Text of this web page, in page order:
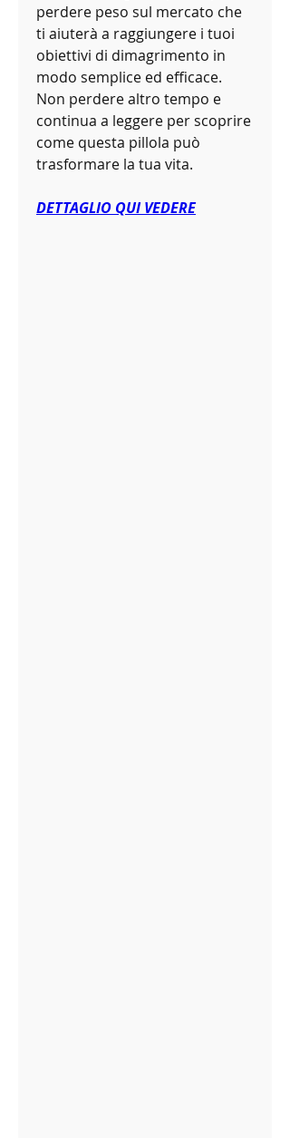
perdere peso sul mercato che
ti aiuterà a raggiungere i tuoi
obiettivi di dimagrimento in
modo semplice ed efficace.
Non perdere altro tempo e
continua a leggere per scoprire
come questa pillola può
trasformare la tua vita.
DETTAGLIO QUI VEDERE